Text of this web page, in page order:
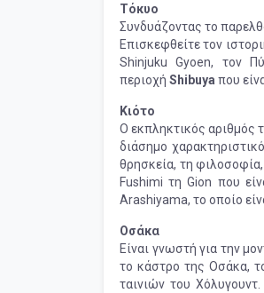
Τόκυο
Συνδυάζοντας το
Επισκεφθείτε τον
Shinjuku Gyoen, τον
περιοχή Shibuya που
Κιότο
Ο εκπληκτικός αριθμός
διάσημο
θρησκεία, τη φιλοσοφία,
Fushimi τη Gion που
Arashiyama, το οποίο
Οσάκα
Eίναι γνωστή για την
το κάστρο της Οσάκα,
ταινιών του